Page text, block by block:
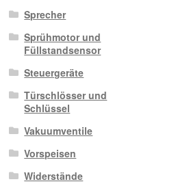
Sprecher
Sprühmotor und
Füllstandsensor
Steuergeräte
Türschlösser und
Schlüssel
Vakuumventile
Vorspeisen
Widerstände